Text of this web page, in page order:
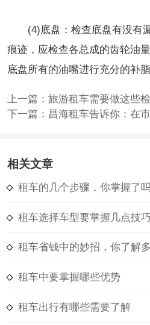
(4)底盘：检查底盘有没有
痕迹，应检查各总成的齿轮油
底盘所有的油嘴进行充分的补脂
上一篇： 旅游租车需要做这些检
下一篇：
相关文章
租车的几个步骤，你掌握了
租车选择车型要掌握几点技巧
租车省钱中的妙招，你了解
租车中要掌握哪些优势
租车出行有哪些需要了解